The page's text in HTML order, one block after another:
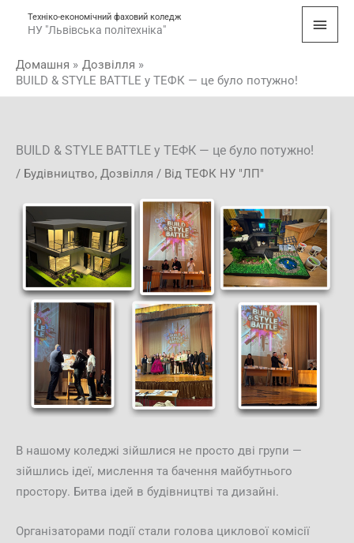
Техніко-економічний фаховий коледж
НУ "Львівська політехніка"
Домашня
Дозвілля
BUILD & STYLE BATTLE у ТЕФК — це було потужно!
BUILD & STYLE BATTLE у ТЕФК — це було потужно!
/ Будівництво, Дозвілля / Від ТЕФК НУ "ЛП"
В нашому коледжі зійшлися не просто дві групи —
зійшлись ідеї, мислення та бачення майбутнього
простору. Битва ідей в будівництві та дизайні.
Організаторами події стали голова циклової комісії